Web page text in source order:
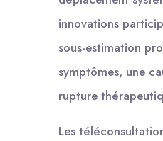
innovations
sous-estimation
symptômes, une
rupture
Les